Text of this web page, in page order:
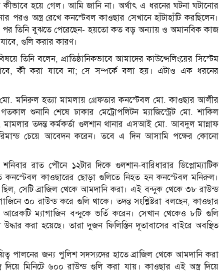
হয়ে গেল। আমি জানি না। অর্থাৎ এ ধরনের ঘটনা ঘটানোর
পরও অস্ত্র রেখে কনস্টেবল কাওছার সেখানে হাঁটাহাঁটি করছিলেন।
পর তিনি বুঝতে পেরেছেন- হয়তো কত বড় অন্যায় ও অমানবিক কাজ
গুলি করার কারণ।
তিনি বলেন, প্রাতিষ্ঠানিকভাবে আমাদের কাউন্সেলিংয়ের সিস্টেম
কী করা যাবে না; সে সম্পর্কে বলা হয়। এটাও এক ধরনের
মনিরুল হত্যা মামলায় গ্রেফতার কনস্টেবল মো. কাওছার আলীর
শুনানি শেষে ঢাকার মেট্রোপলিটন ম্যাজিস্ট্রেট মো. শাকিল
তদন্ত কর্মকর্তা গুলশান থানার এসআই মো. আবদুল মান্নাফ
চেয়ে আবেদন করেন। তবে এ দিন আসামি পক্ষের কোনো
রাত পৌনে ১২টার দিকে গুলশান-বারিধারার ডিপ্লোম্যাটিক
কনস্টেবল কাওছারের ছোড়া গুলিতে নিহত হন কনস্টেবল মনিরুল।
সেটি ব্রাজিল থেকে আমদানি করা। এই বন্দুক থেকে ৩৮ রাউন্ড
৩০ রাউন্ড করে গুলি থাকে। তদন্ত সংশ্লিষ্টরা বলছেন, কাওছার
ম্যাগাজিন বন্দুকে ভর্তি করেন। সেখান থেকেও ৮টি গুলি
করা হয়েছে। তারা দুজন ফিলিস্তিন দূতাবাসের বাইরে অবস্থিত
পালনের জন্য পুলিশ সদস্যদের হাতে ব্রাজিল থেকে আমদানি করা
মিনিটে ৬০০ রাউন্ড গুলি করা যায়। কাওছার এই অস্ত্র দিয়ে